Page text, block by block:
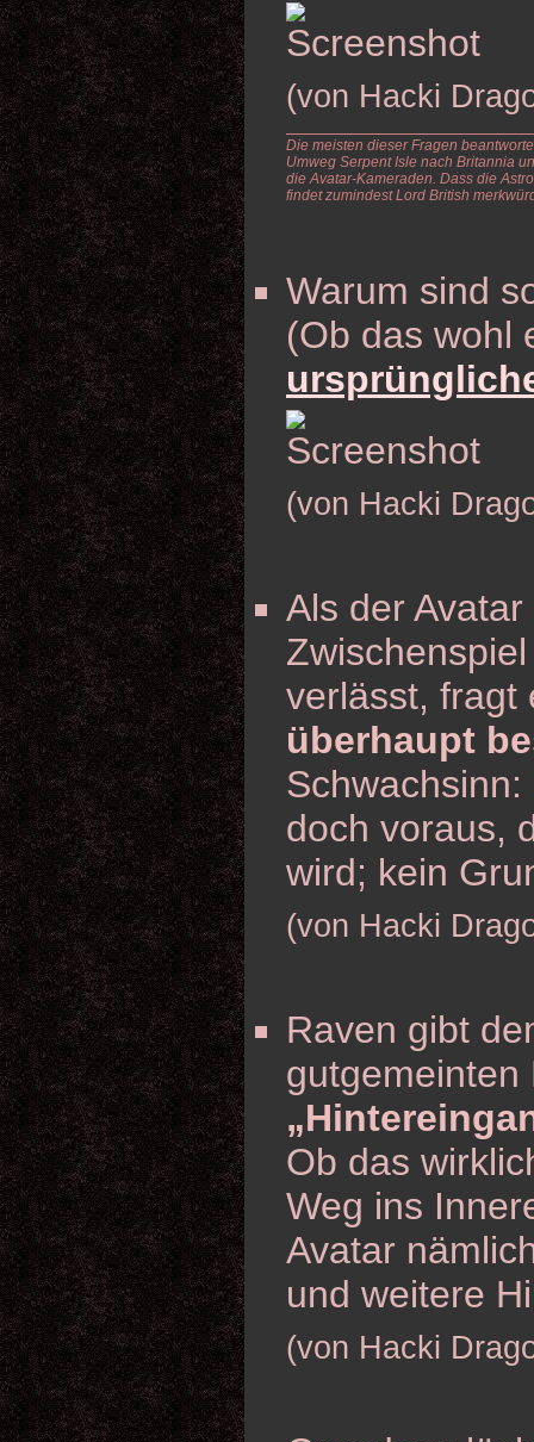
(von Hacki
Die meisten dieser Fragen
Umweg Serpent Isle nach Britannia
die Avatar-Kameraden. Dass die
findet zumindest Lord British
Warum sind
(Ob das wohl
(von Hacki
Als der
verlässt,
überhaupt
doch voraus,
wird; kein
(von Hacki
Raven gibt
gutgemeinten
Ob das
Weg ins
Avatar
und weitere
(von Hacki